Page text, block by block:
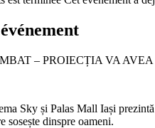
– PROIECȚIA VA
Sky și Palas Mall Iași
sosește dinspre oameni.